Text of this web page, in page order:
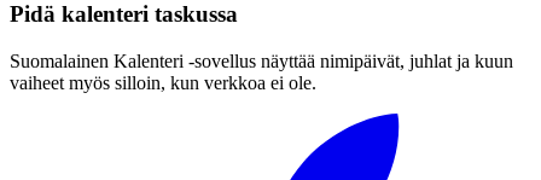
Pidä kalenteri taskussa
Suomalainen Kalenteri ‑sovellus näyttää nimipäivät, juhlat ja kuun
vaiheet myös silloin, kun verkkoa ei ole.